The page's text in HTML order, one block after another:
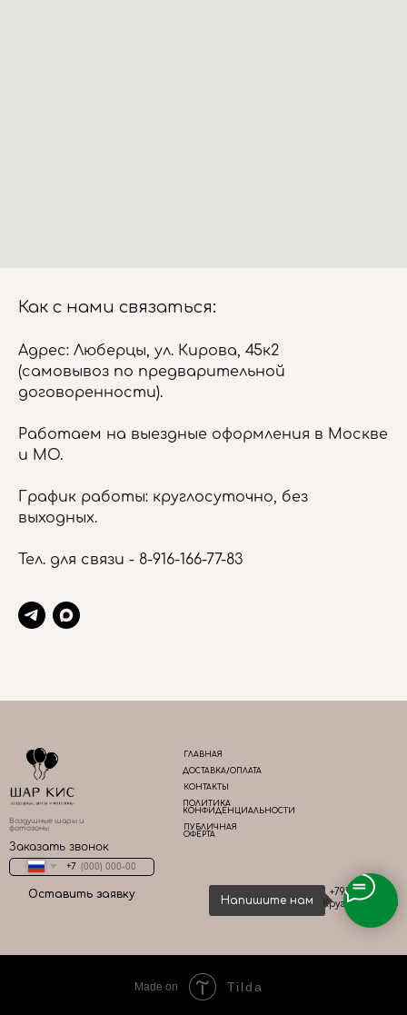
Напишите нам
Как с нами связаться:
Адрес: Люберцы, ул. Кирова, 45к2
(самовывоз по предварительной
договоренности).
Работаем на выездные оформления в Москве
и МО.
График работы: круглосуточно, без
выходных.
Тел. для связи - 8-916-166-77-83
ГЛАВНАЯ
ДОСТАВКА/ОПЛАТА
КОНТАКТЫ
ПОЛИТИКА
КОНФИДЕНЦИАЛЬНОСТИ
ПУБЛИЧНАЯ
ОФЕРТА
+79161667783
Круглосуточно
Воздушные шары и
фотозоны
Заказать звонок
+7
Оставить заявку
Made on Tilda